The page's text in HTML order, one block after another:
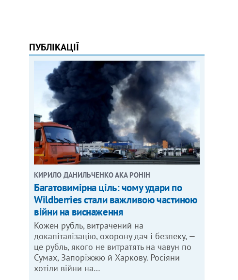
ПУБЛІКАЦІЇ
КИРИЛО ДАНИЛЬЧЕНКО АКА РОНІН
Багатовимірна ціль: чому удари по
Wildberries стали важливою частиною
війни на виснаження
Кожен рубль, витрачений на
докапіталізацію, охорону дач і безпеку, —
це рубль, якого не витратять на чавун по
Сумах, Запоріжжю й Харкову. Росіяни
хотіли війни на…